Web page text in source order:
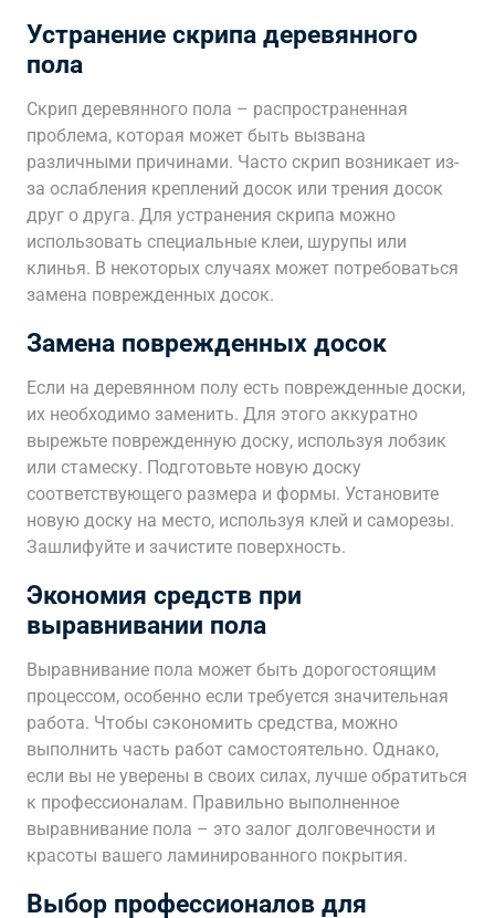
Устранение скрипа деревянного
пола
Скрип деревянного пола – распространенная
проблема, которая может быть вызвана
различными причинами. Часто скрип возникает из-
за ослабления креплений досок или трения досок
друг о друга. Для устранения скрипа можно
использовать специальные клеи, шурупы или
клинья. В некоторых случаях может потребоваться
замена поврежденных досок.
Замена поврежденных досок
Если на деревянном полу есть поврежденные доски,
их необходимо заменить. Для этого аккуратно
вырежьте поврежденную доску, используя лобзик
или стамеску. Подготовьте новую доску
соответствующего размера и формы. Установите
новую доску на место, используя клей и саморезы.
Зашлифуйте и зачистите поверхность.
Экономия средств при
выравнивании пола
Выравнивание пола может быть дорогостоящим
процессом, особенно если требуется значительная
работа. Чтобы сэкономить средства, можно
выполнить часть работ самостоятельно. Однако,
если вы не уверены в своих силах, лучше обратиться
к профессионалам. Правильно выполненное
выравнивание пола – это залог долговечности и
красоты вашего ламинированного покрытия.
Выбор профессионалов для